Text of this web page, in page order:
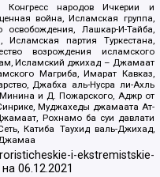
народов Ичкерии и
война, Исламская группа,
освобождения, Лашкар-И-Тайба,
партия Туркестана,
возрождения исламского
Исламский джихад – Джамаат
Магриба, Имарат Кавказ,
Джабха аль-Нусра ли-Ахль
и Д. Пожарского, Аджр от
Муджахеды джамаата Ат-
Рохнамо ба суи давлати
Катиба Таухид валь-Джихад,
i-ekstremistskie-
на06.12.2021